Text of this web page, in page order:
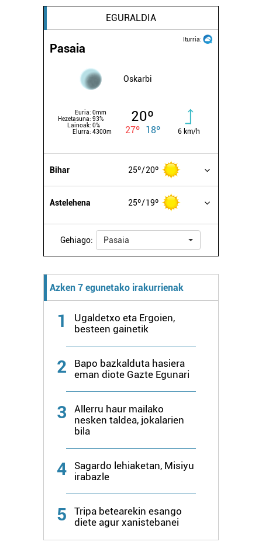
EGURALDIA
Iturria:
Pasaia
Oskarbi
Euria: 0mm
Hezetasuna: 93%
Lainoak: 0%
Elurra: 4300m
20º
27º 18º 6 km/h
Bihar 25º 20º
Astelehena 25º 19º
Gehiago: Pasaia
Azken 7 egunetako irakurrienak
1
Ugaldetxo eta Ergoien,
besteen gainetik
2
Bapo bazkalduta hasiera
eman diote Gazte Egunari
3
Allerru haur mailako
nesken taldea, jokalarien
bila
4
Sagardo lehiaketan, Misiyu
irabazle
5
Tripa betearekin esango
diete agur xanistebanei